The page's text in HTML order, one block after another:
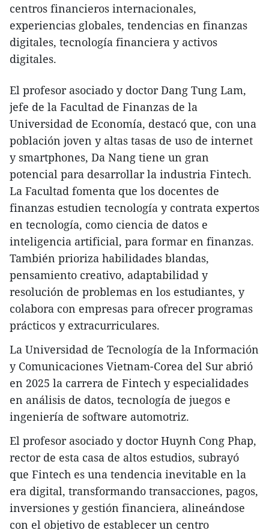
centros financieros internacionales,
experiencias globales, tendencias en finanzas
digitales, tecnología financiera y activos
digitales.
El profesor asociado y doctor Dang Tung Lam,
jefe de la Facultad de Finanzas de la
Universidad de Economía, destacó que, con una
población joven y altas tasas de uso de internet
y smartphones, Da Nang tiene un gran
potencial para desarrollar la industria Fintech.
La Facultad fomenta que los docentes de
finanzas estudien tecnología y contrata expertos
en tecnología, como ciencia de datos e
inteligencia artificial, para formar en finanzas.
También prioriza habilidades blandas,
pensamiento creativo, adaptabilidad y
resolución de problemas en los estudiantes, y
colabora con empresas para ofrecer programas
prácticos y extracurriculares.
La Universidad de Tecnología de la Información
y Comunicaciones Vietnam-Corea del Sur abrió
en 2025 la carrera de Fintech y especialidades
en análisis de datos, tecnología de juegos e
ingeniería de software automotriz.
El profesor asociado y doctor Huynh Cong Phap,
rector de esta casa de altos estudios, subrayó
que Fintech es una tendencia inevitable en la
era digital, transformando transacciones, pagos,
inversiones y gestión financiera, alineándose
con el objetivo de establecer un centro